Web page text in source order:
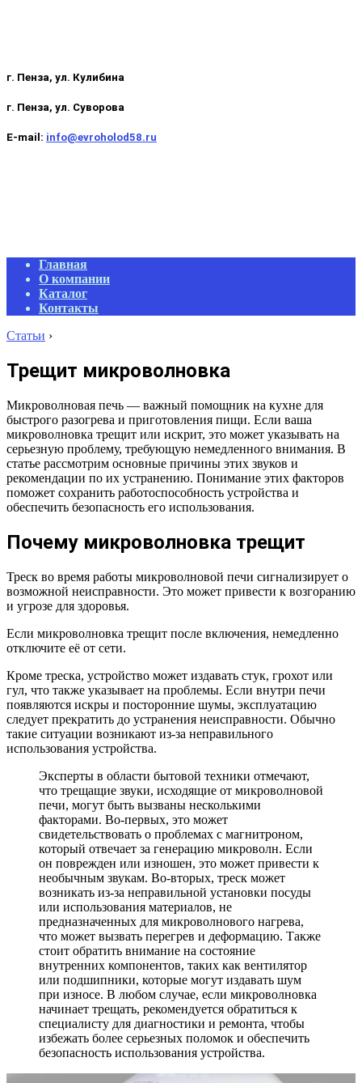
г. Пенза, ул. Кулибина
г. Пенза, ул. Суворова
E-mail: info@evroholod58.ru
Primary
Navigation
Menu
Главная
О компании
Каталог
Контакты
Статьи ›
Трещит микроволновка
Микроволновая печь — важный помощник на кухне для
быстрого разогрева и приготовления пищи. Если ваша
микроволновка трещит или искрит, это может указывать на
серьезную проблему, требующую немедленного внимания. В
статье рассмотрим основные причины этих звуков и
рекомендации по их устранению. Понимание этих факторов
поможет сохранить работоспособность устройства и
обеспечить безопасность его использования.
Почему микроволновка трещит
Треск во время работы микроволновой печи сигнализирует о
возможной неисправности. Это может привести к возгоранию
и угрозе для здоровья.
Если микроволновка трещит после включения, немедленно
отключите её от сети.
Кроме треска, устройство может издавать стук, грохот или
гул, что также указывает на проблемы. Если внутри печи
появляются искры и посторонние шумы, эксплуатацию
следует прекратить до устранения неисправности. Обычно
такие ситуации возникают из-за неправильного
использования устройства.
Эксперты в области бытовой техники отмечают,
что трещащие звуки, исходящие от микроволновой
печи, могут быть вызваны несколькими
факторами. Во-первых, это может
свидетельствовать о проблемах с магнитроном,
который отвечает за генерацию микроволн. Если
он поврежден или изношен, это может привести к
необычным звукам. Во-вторых, треск может
возникать из-за неправильной установки посуды
или использования материалов, не
предназначенных для микроволнового нагрева,
что может вызвать перегрев и деформацию. Также
стоит обратить внимание на состояние
внутренних компонентов, таких как вентилятор
или подшипники, которые могут издавать шум
при износе. В любом случае, если микроволновка
начинает трещать, рекомендуется обратиться к
специалисту для диагностики и ремонта, чтобы
избежать более серьезных поломок и обеспечить
безопасность использования устройства.